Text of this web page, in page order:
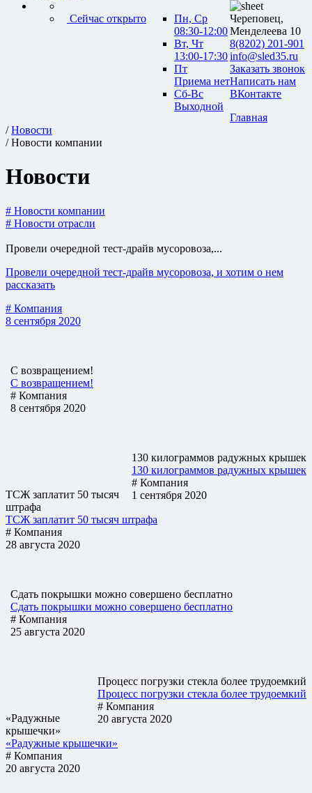
Сейчас открыто
Пн, Ср
08:30-12:00
Вт, Чт
13:00-17:30
Пт
Приема нет
Сб-Вс
Выходной
Череповец,
Менделеева 10
8(8202) 201-901
info@sled35.ru
Заказать звонок
Написать нам
ВКонтакте
Главная
/Новости
/ Новости компании
Новости
# Новости компании
# Новости отрасли
Провели очередной тест-драйв мусоровоза,...
Провели очередной тест-драйв мусоровоза, и хотим о нем
рассказать
# Компания
8 сентября 2020
С возвращением!
С возвращением!
# Компания
8 сентября 2020
130 килограммов радужных крышек
130 килограммов радужных крышек
# Компания
1 сентября 2020
ТСЖ заплатит 50 тысяч
штрафа
ТСЖ заплатит 50 тысяч штрафа
# Компания
28 августа 2020
Cдать покрышки можно совершено бесплатно
Cдать покрышки можно совершено бесплатно
# Компания
25 августа 2020
Процесс погрузки стекла более трудоемкий
Процесс погрузки стекла более трудоемкий
# Компания
20 августа 2020
«Радужные
крышечки»
«Радужные крышечки»
# Компания
20 августа 2020